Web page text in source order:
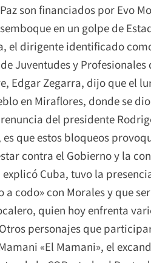
son financiados por Evo
en un golpe de
el dirigente identificado
Juventudes y
Edgar Zegarra, dijo que el
en Miraflores, donde se
del presidente
que estos bloqueos
contra el Gobierno y la
Cuba, tuvo la
a codo» con Morales y que
quien hoy enfrenta
personajes que
«El Mamani», el